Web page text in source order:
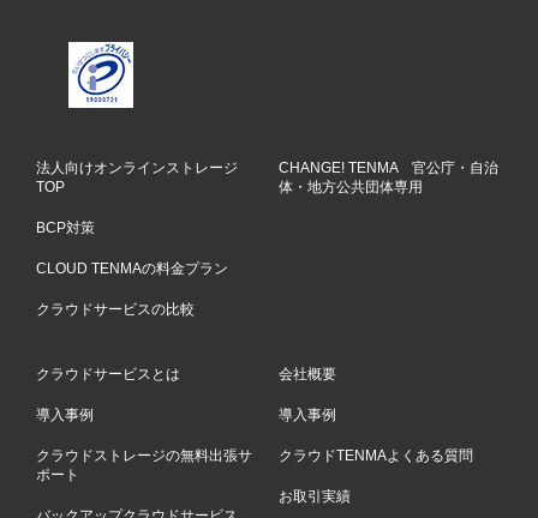
法人向けオンラインストレージ
TOP
BCP対策
CLOUD TENMAの料金プラン
クラウドサービスの比較
CHANGE! TENMA 官公庁・自治
体・地方公共団体専用
クラウドサービスとは
導入事例
クラウドストレージの無料出張サ
ポート
会社概要
導入事例
クラウドTENMAよくある質問
お取引実績